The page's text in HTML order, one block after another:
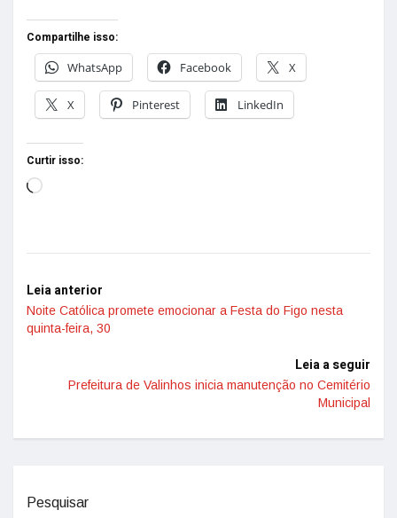
Compartilhe isso:
WhatsApp
Facebook X
X Pinterest LinkedIn
Curtir isso:
Leia anterior
Noite Católica promete emocionar a Festa do Figo nesta
quinta-feira, 30
Leia a seguir
Prefeitura de Valinhos inicia manutenção no Cemitério
Municipal
Pesquisar